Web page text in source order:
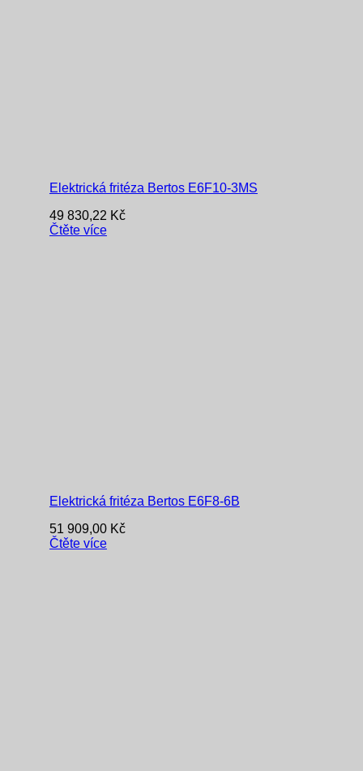
Elektrická fritéza Bertos E6F10-3MS
49 830,22 Kč
Čtěte více
Elektrická fritéza Bertos E6F8-6B
51 909,00 Kč
Čtěte více